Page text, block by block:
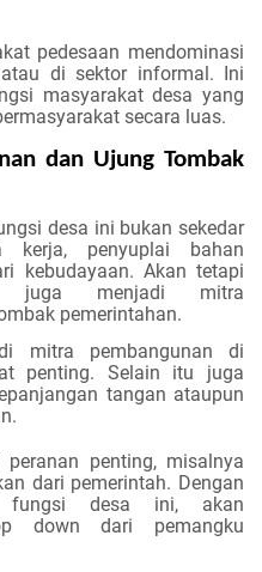
pedesaan mendominasi
di sektor informal. Ini
masyarakat desa yang
secara luas.
dan Ujung Tombak
desa ini bukan sekedar
kerja, penyuplai bahan
kebudayaan. Akan tetapi
juga menjadi mitra
pemerintahan.
mitra pembangunan di
penting. Selain itu juga
tangan ataupun
penting, misalnya
dari pemerintah. Dengan
fungsi desa ini, akan
down dari pemangku